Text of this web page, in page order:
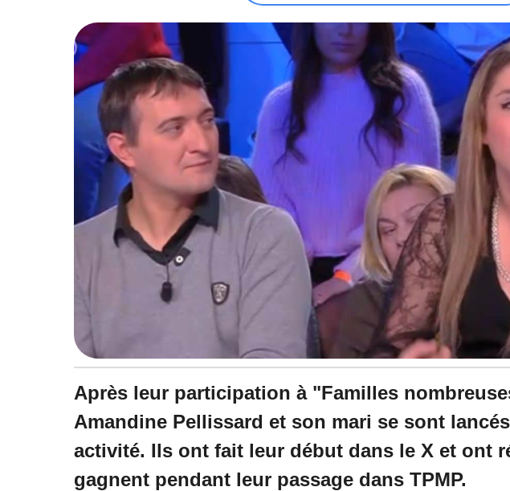
/
0
1
/
2
Après leur participation à "Familles
Amandine Pellissard et son mari se sont
activité. Ils ont fait leur début dans le X et ont
gagnent pendant leur passage dans TPMP.